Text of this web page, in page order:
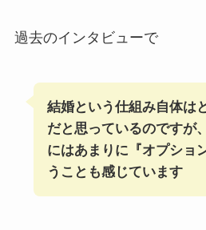
過去のインタビューで
結婚という仕組み自体は
だと思っているのですが
にはあまりに『オプショ
うことも感じています